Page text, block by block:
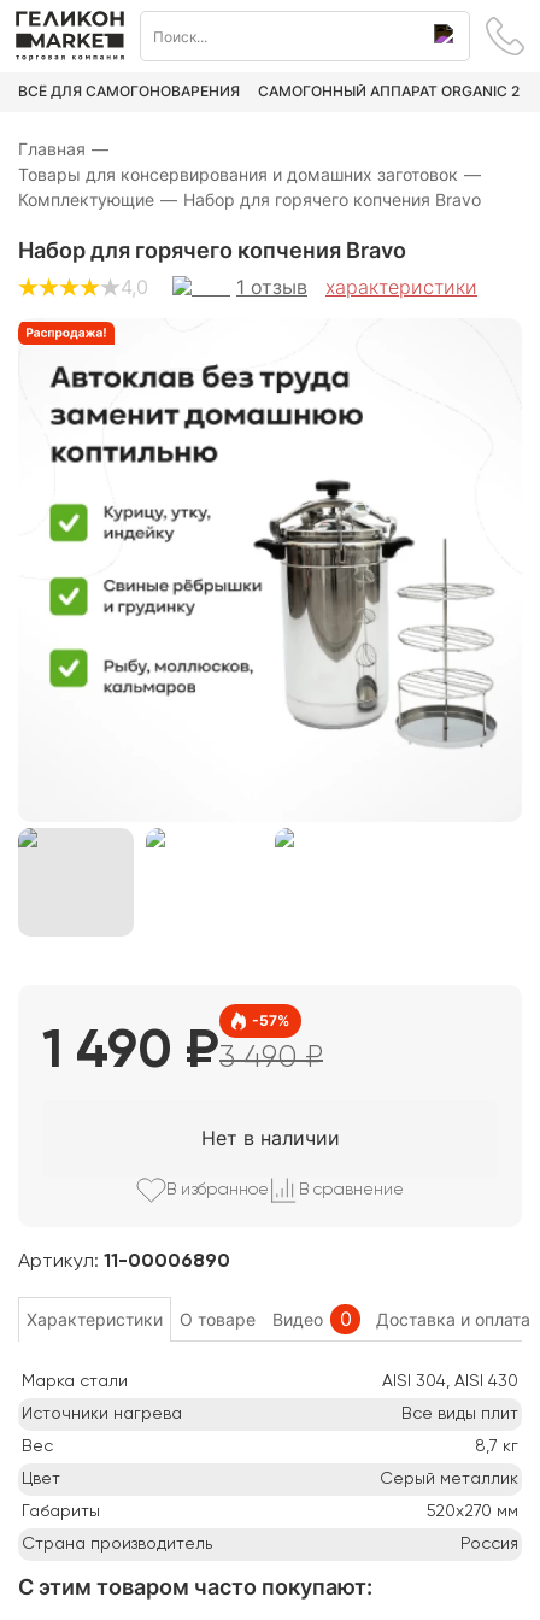
ВСЁ ДЛЯ САМОГОНОВАРЕНИЯ САМОГОННЫЙ АППАРАТ ORGANIC 2
Главная —
Товары для консервирования и домашних заготовок —
Комплектующие — Набор для горячего копчения Bravo
Набор для горячего копчения Bravo
4,0 1 отзыв характеристики
Артикул: 11-00006890
1 490 ₽
-57%
3 490₽
Нет в наличии
В избранное В сравнение
Характеристики О товаре Видео 0 Доставка и оплата
Марка стали
AISI 304, AISI 430
Источники нагрева
Все виды плит
Вес
8,7 кг
Цвет
Серый металлик
Габариты
520х270 мм
Страна производитель
Россия
С этим товаром часто покупают: